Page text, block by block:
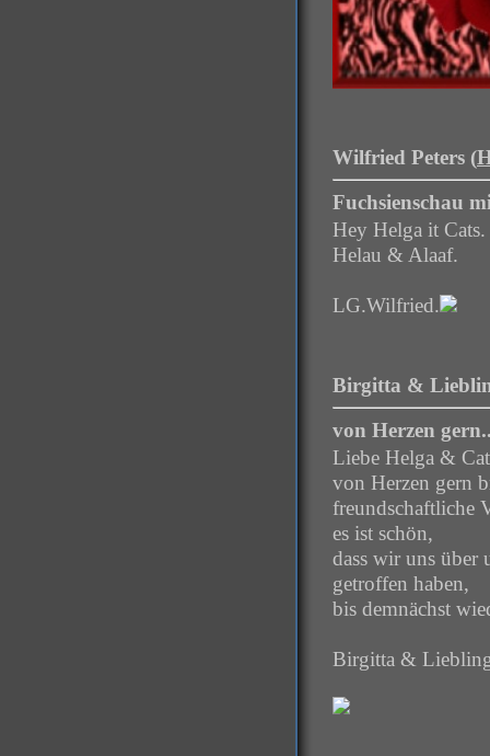
Wilfried Peters (
Fuchsienschau
Hey Helga it Cats.
Helau & Alaaf.
LG.Wilfried.
Birgitta &
von Herzen
Liebe Helga &
von Herzen gern
freundschaftliche
es ist schön,
dass wir uns über
getroffen haben,
bis demnächst
Birgitta &